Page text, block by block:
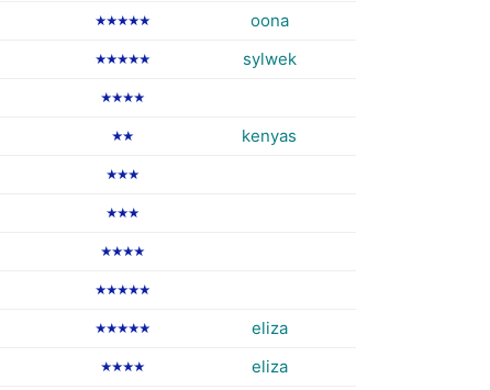
★★★★★ oona
★★★★★ sylwek
★★★★
★★ kenyas
★★★
★★★
★★★★
★★★★★
★★★★★ eliza
★★★★ eliza